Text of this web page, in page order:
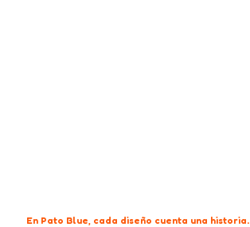
En Pato Blue, cada diseño cuenta una historia.